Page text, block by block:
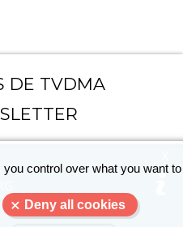
DE TVDMA
control over what you want to
Deny all cookies